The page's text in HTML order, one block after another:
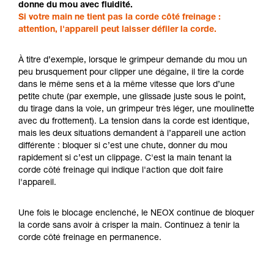
donne du mou avec fluidité.
Si votre main ne tient pas la corde côté freinage :
attention, l'appareil peut laisser défiler la corde.
À titre d’exemple, lorsque le grimpeur demande du mou un
peu brusquement pour clipper une dégaine, il tire la corde
dans le même sens et à la même vitesse que lors d’une
petite chute (par exemple, une glissade juste sous le point,
du tirage dans la voie, un grimpeur très léger, une moulinette
avec du frottement). La tension dans la corde est identique,
mais les deux situations demandent à l’appareil une action
différente : bloquer si c’est une chute, donner du mou
rapidement si c’est un clippage. C'est la main tenant la
corde côté freinage qui indique l'action que doit faire
l'appareil.
Une fois le blocage enclenché, le NEOX continue de bloquer
la corde sans avoir à crisper la main. Continuez à tenir la
corde côté freinage en permanence.